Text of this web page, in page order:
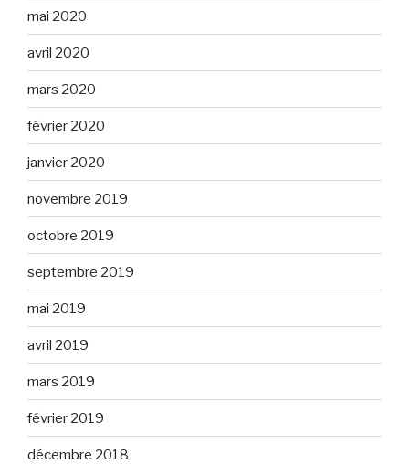
mai 2020
avril 2020
mars 2020
février 2020
janvier 2020
novembre 2019
octobre 2019
septembre 2019
mai 2019
avril 2019
mars 2019
février 2019
décembre 2018